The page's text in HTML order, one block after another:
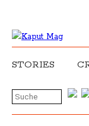
STORIES